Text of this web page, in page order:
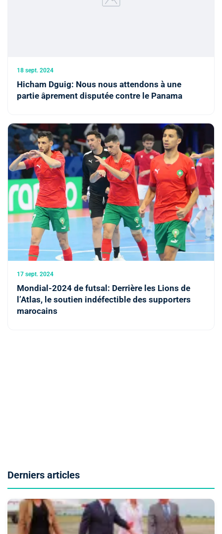
18 sept. 2024
Hicham Dguig: Nous nous attendons à une
partie âprement disputée contre le Panama
17 sept. 2024
Mondial-2024 de futsal: Derrière les Lions de
l’Atlas, le soutien indéfectible des supporters
marocains
Derniers articles